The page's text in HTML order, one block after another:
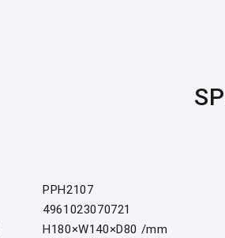
PPH2107
4961023070721
H180×W140×D80 /mm